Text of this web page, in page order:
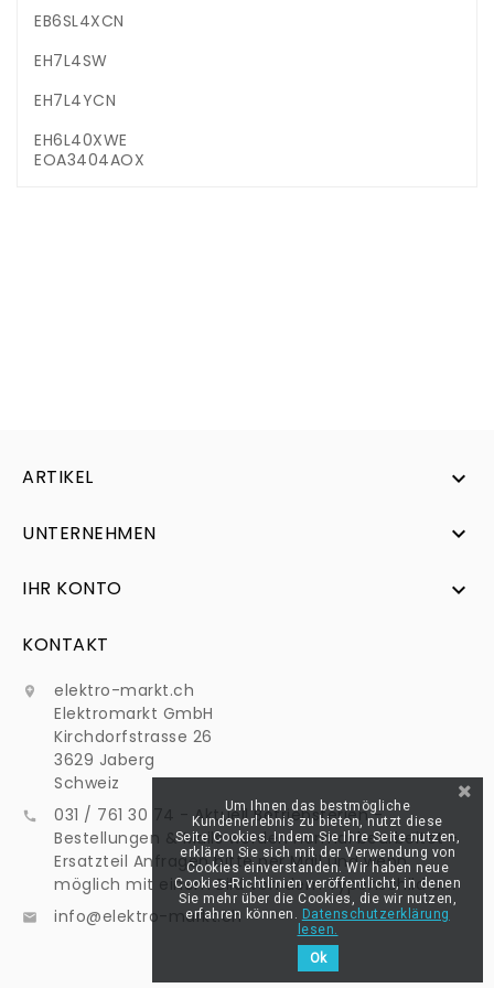
EB6SL4XCN
EH7L4SW
EH7L4YCN
EH6L40XWE
EOA3404AOX
ARTIKEL 
UNTERNEHMEN 
IHR KONTO 
KONTAKT

elektro-markt.ch
Elektromarkt GmbH
Kirchdorfstrasse 26
3629 Jaberg
Schweiz

031 / 761 30 74 - Aktuell Betriebsferien -
Bestellungen & Mails werden normal bearbeitet -
Ersatzteil Anfragen bitte per Mail und wenn
möglich mit einem Bild von dem Typenschild an:
 info@elektro-markt.ch
Um Ihnen das bestmögliche
Kundenerlebnis zu bieten, nutzt diese
Seite Cookies. Indem Sie Ihre Seite nutzen,
erklären Sie sich mit der Verwendung von
Cookies einverstanden. Wir haben neue
Cookies-Richtlinien veröffentlicht, in denen
Sie mehr über die Cookies, die wir nutzen,
erfahren können. Datenschutzerklärung
lesen.
Ok